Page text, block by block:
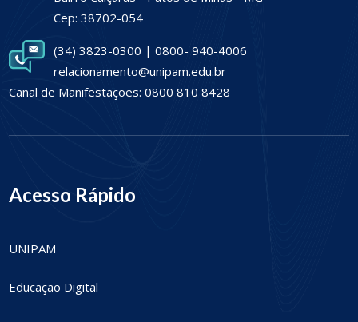
Cep: 38702-054
(34) 3823-0300 | 0800- 940-4006
relacionamento@unipam.edu.br
Canal de Manifestações: 0800 810 8428
Acesso Rápido
UNIPAM
Educação Digital